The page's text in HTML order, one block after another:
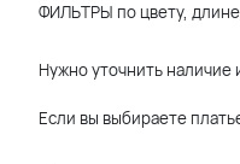
ФИЛЬТРЫ по цвету,
Нужно уточнить
Если вы выбираете